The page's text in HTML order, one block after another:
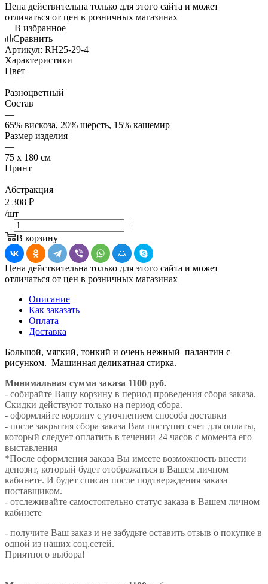
Цена действительна только для этого сайта и может
отличаться от цен в розничных магазинах
В избранное
Сравнить
Артикул: RH25-29-4
Характеристики
Цвет
—
Разноцветный
Состав
—
65% вискоза, 20% шерсть, 15% кашемир
Размер изделия
—
75 х 180 см
Принт
—
Абстракция
2 308 ₽
/шт
В корзину
Цена действительна только для этого сайта и может
отличаться от цен в розничных магазинах
Описание
Как заказать
Оплата
Доставка
Большой, мягкий, тонкий и очень нежный палантин с
рисунком. Машинная деликатная стирка.
Минимальная сумма заказа 1100 руб.
- собирайте Вашу корзину в период проведения сбора заказа.
Скидки действуют только на период сбора.
- оформляйте корзину с уточнением способа доставки
- после закрытия сбора заказа Вам поступит счет для оплаты,
который следует оплатить в течении 24 часов с момента его
выставления
*После оформления заказа Вы имеете возможность внести
депозит, который будет отображаться в Вашем личном
кабинете. И будет списан после подтверждения заказа
поставщиком.
- отслеживайте самостоятельно статус заказа в Вашем личном
кабинете
- получите Ваш заказ и не забудьте оставить отзыв о покупке в
одной из наших соц.сетей.
Приятного выбора!